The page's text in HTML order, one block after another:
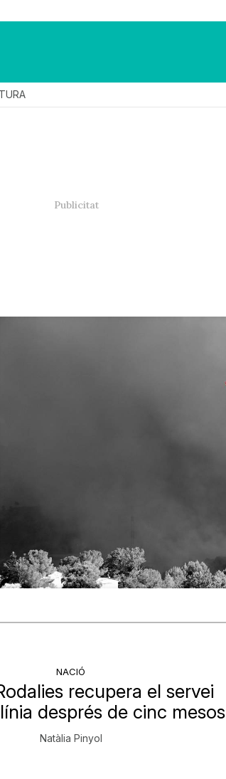
NACIÓ
recupera el servei
després de cinc mesos
Natàlia Pinyol